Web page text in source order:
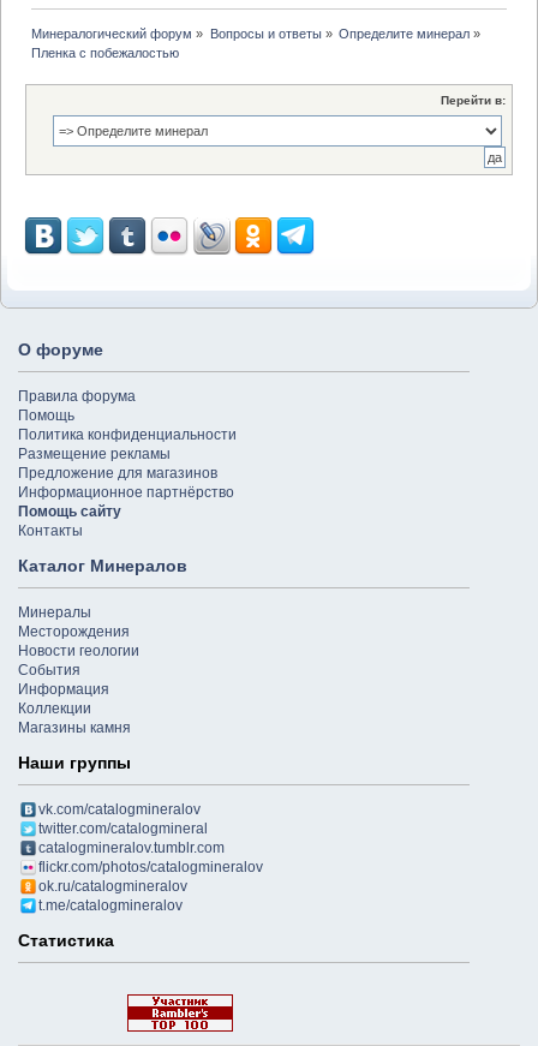
Минералогический форум » Вопросы и ответы» Определите минерал»
Пленка с побежалостью
Перейти в:
О форуме
Правила форума
Помощь
Политика конфиденциальности
Размещение рекламы
Предложение для магазинов
Информационное партнёрство
Помощь сайту
Контакты
Каталог Минералов
Минералы
Месторождения
Новости геологии
События
Информация
Коллекции
Магазины камня
Наши группы
vk.com/catalogmineralov
twitter.com/catalogmineral
catalogmineralov.tumblr.com
flickr.com/photos/catalogmineralov
ok.ru/catalogmineralov
t.me/catalogmineralov
Статистика